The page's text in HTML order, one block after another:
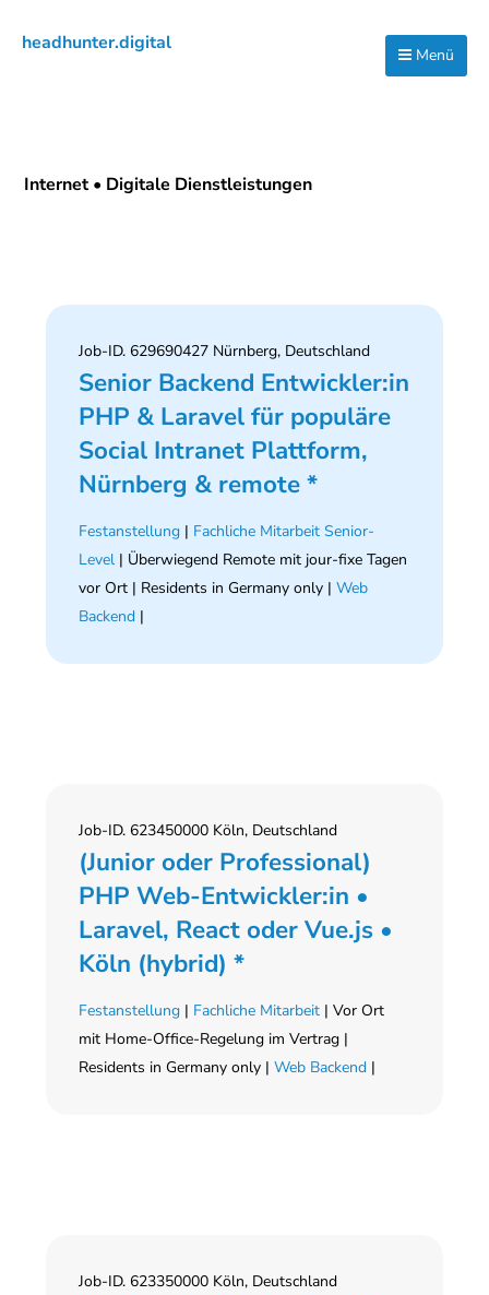
Hauptnavigation
Inhalt
Seitenspalte
headhunter.digital
Menü
Internet • Digitale Dienstleistungen
Job-ID. 629690427 Nürnberg, Deutschland
Senior Backend Entwickler:in
PHP & Laravel für populäre
Social Intranet Plattform,
Nürnberg & remote *
Festanstellung | Fachliche Mitarbeit Senior-
Level | Überwiegend Remote mit jour-fixe Tagen
vor Ort | Residents in Germany only |Web
Backend |
Job-ID. 623450000 Köln, Deutschland
(Junior oder Professional)
PHP Web-Entwickler:in •
Laravel, React oder Vue.js •
Köln (hybrid) *
Festanstellung | Fachliche Mitarbeit | Vor Ort
mit Home-Office-Regelung im Vertrag |
Residents in Germany only |Web Backend |
Job-ID. 623350000 Köln, Deutschland